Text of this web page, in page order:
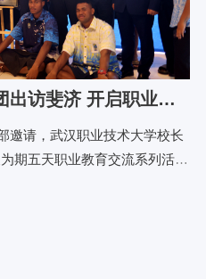
武汉职业技术大学代表团出访斐济 开启职业本科境外办学新篇章
邀请，武汉职业技术大学校长
期五天职业教育交流系列活